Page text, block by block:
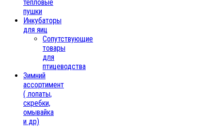
тепловые
пушки
Инкубаторы
для яиц
Сопутствующие
товары
для
птицеводства
Зимний
ассортимент
( лопаты,
скребки,
омывайка
и др)